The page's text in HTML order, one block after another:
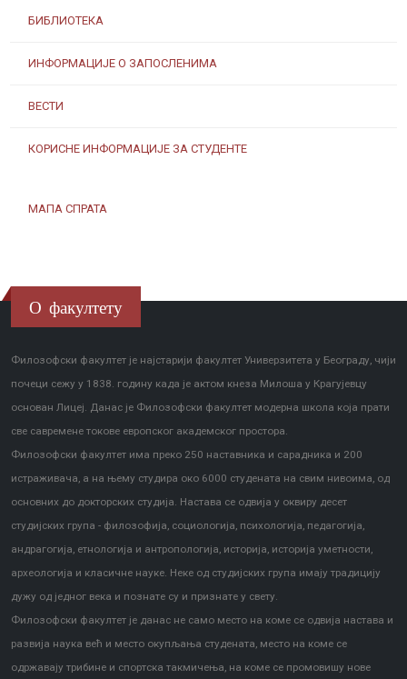
БИБЛИОТЕКА
ИНФОРМАЦИЈЕ О ЗАПОСЛЕНИМА
ВЕСТИ
КОРИСНЕ ИНФОРМАЦИЈЕ ЗА СТУДЕНТЕ
МАПА СПРАТА
О факултету
Филозофски факултет је најстарији факултет Универзитета у Београду, чији
почеци сежу у 1838. годину када је актом кнеза Милоша у Крагујевцу
основан Лицеј. Данас је Филозофски факултет модерна школа која прати
све савремене токове европског академског простора.
Филозофски факултет има преко 250 наставника и сарадника и 200
истраживача, а на њему студира око 6000 студената на свим нивоима, од
основних до докторских студија. Настава се одвија у оквиру десет
студијских група - филозофија, социологија, психологија, педагогија,
андрагогија, етнологија и антропологија, историја, историја уметности,
археологија и класичне науке. Неке од студијских група имају традицију
дужу од једног века и познате су и признате у свету.
Филозофски факултет је данас не само место на коме се одвија настава и
развија наука већ и место окупљања студената, место на коме се
одржавају трибине и спортска такмичења, на коме се промовишу нове